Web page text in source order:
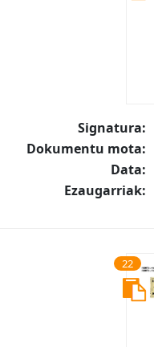
Signatura:
Dokumentu mota:
Data:
Ezaugarriak:
22